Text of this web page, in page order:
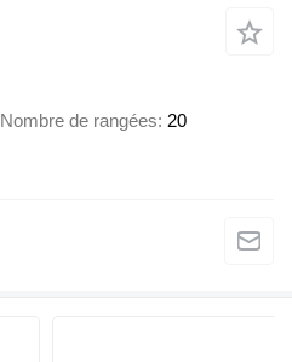
Nombre de rangées 20